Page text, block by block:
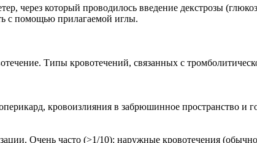
через который проводилось введение декстрозы
с помощью прилагаемой иглы.
Типы кровотечений, связанных с
кровоизлияния в забрюшинное пространство и
Очень часто (>1/10): наружные кровотечения